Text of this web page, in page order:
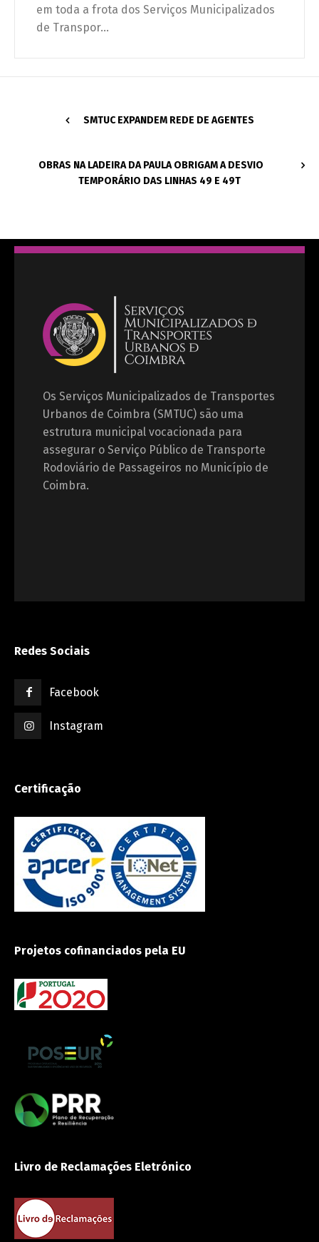
em toda a frota dos Serviços Municipalizados
de Transpor...
SMTUC EXPANDEM REDE DE AGENTES
OBRAS NA LADEIRA DA PAULA OBRIGAM A DESVIO
TEMPORÁRIO DAS LINHAS 49 E 49T
Os Serviços Municipalizados de Transportes
Urbanos de Coimbra (SMTUC) são uma
estrutura municipal vocacionada para
assegurar o Serviço Público de Transporte
Rodoviário de Passageiros no Município de
Coimbra.
Redes Sociais
Facebook
Instagram
Certificação
Projetos cofinanciados pela EU
Livro de Reclamações Eletrónico